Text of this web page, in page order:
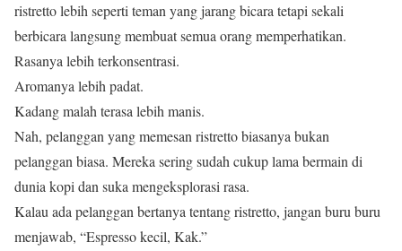
ristretto lebih seperti teman yang jarang bicara tetapi sekali
berbicara langsung membuat semua orang memperhatikan.
Rasanya lebih terkonsentrasi.
Aromanya lebih padat.
Kadang malah terasa lebih manis.
Nah, pelanggan yang memesan ristretto biasanya bukan
pelanggan biasa. Mereka sering sudah cukup lama bermain di
dunia kopi dan suka mengeksplorasi rasa.
Kalau ada pelanggan bertanya tentang ristretto, jangan buru buru
menjawab, “Espresso kecil, Kak.”